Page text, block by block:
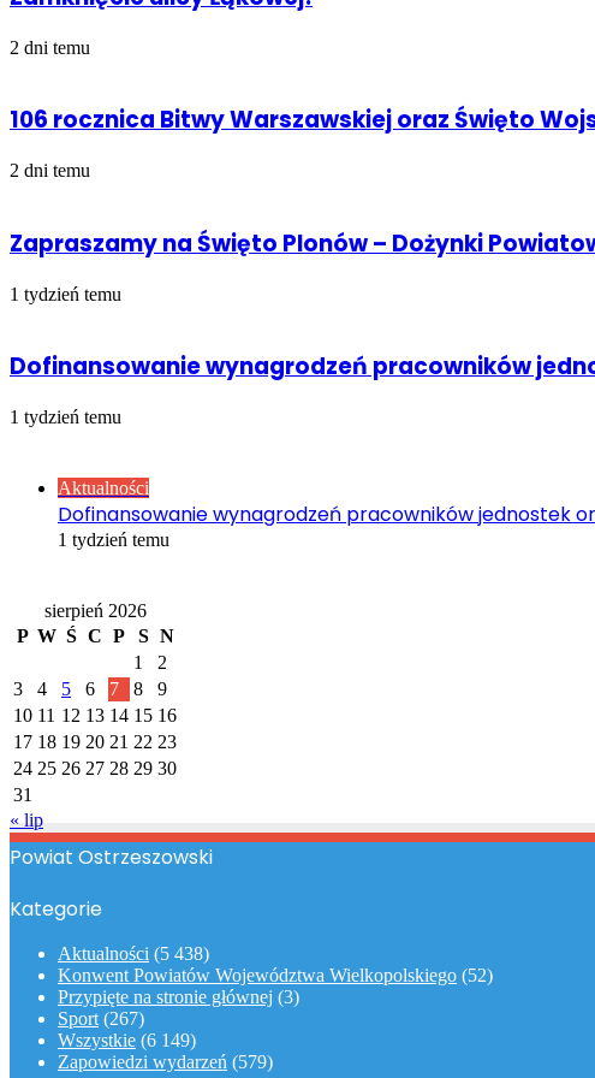
2 dni temu
106 rocznica Bitwy Warszawskiej oraz Święto
2 dni temu
Zapraszamy na Święto Plonów – Dożynki
1 tydzień temu
Dofinansowanie wynagrodzeń pracowników
1 tydzień temu
Aktualności
Dofinansowanie wynagrodzeń pracowników jednostek
1 tydzień temu
sierpień 2026
P W Ś C P S N
1
2
3
4 5 6 7 8
9
10 11 12 13 14 15 16
17 18 19 20 21 22 23
24 25 26 27 28 29 30
31
« lip
Powiat Ostrzeszowski
Kategorie
Aktualności (5 438)
Konwent Powiatów Województwa Wielkopolskiego (52)
Przypięte na stronie głównej (3)
Sport (267)
Wszystkie (6 149)
Zapowiedzi wydarzeń (579)